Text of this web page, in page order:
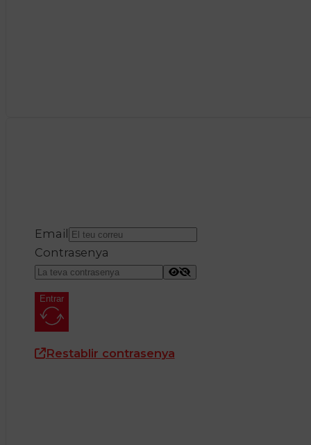
Email
Contrasenya
Entrar
Restablir contrasenya